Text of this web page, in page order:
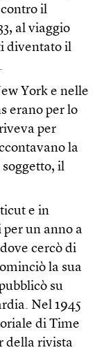
il
al viaggio
diventato il
York e nelle
erano per lo
per
la
il
e in
un anno a
cercò di
la sua
su
Nel 1945
di Time
della rivista